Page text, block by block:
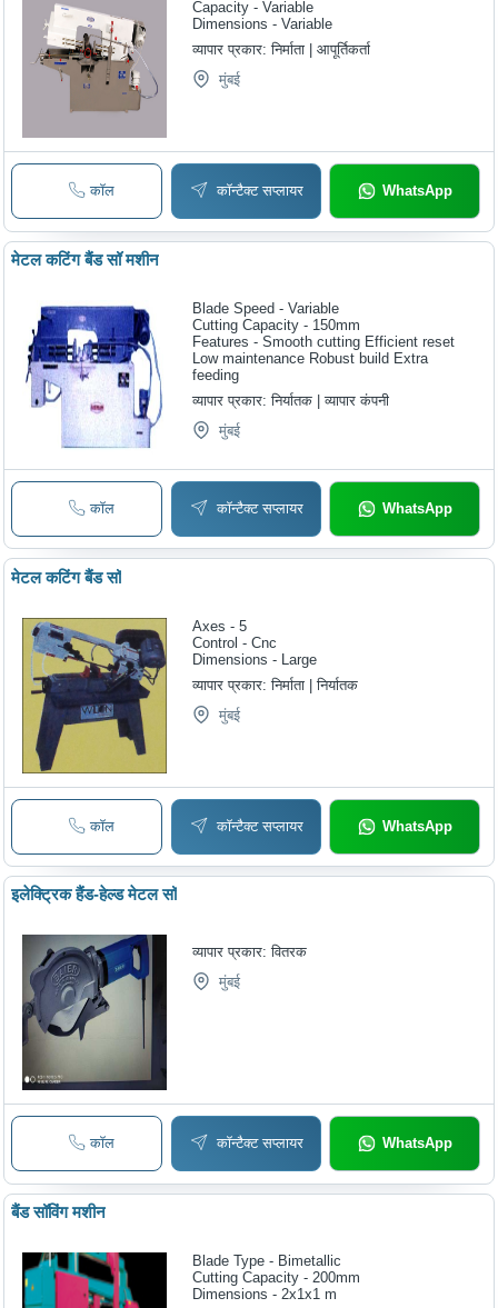
Capacity - Variable
Dimensions - Variable
व्यापार प्रकार:निर्माता | आपूर्तिकर्ता
मुंबई
कॉल कॉन्टैक्ट सप्लायर WhatsApp
मेटल कटिंग बैंड सॉ मशीन
Blade Speed - Variable
Cutting Capacity - 150mm
Features - Smooth cutting Efficient reset
Low maintenance Robust build Extra
feeding
व्यापार प्रकार:निर्यातक | व्यापार कंपनी
मुंबई
कॉल कॉन्टैक्ट सप्लायर WhatsApp
मेटल कटिंग बैंड सॉ
Axes - 5
Control - Cnc
Dimensions - Large
व्यापार प्रकार:निर्माता | निर्यातक
मुंबई
कॉल कॉन्टैक्ट सप्लायर WhatsApp
इलेक्ट्रिक हैंड-हेल्ड मेटल सॉ
व्यापार प्रकार:वितरक
मुंबई
कॉल कॉन्टैक्ट सप्लायर WhatsApp
बैंड सॉविंग मशीन
Blade Type - Bimetallic
Cutting Capacity - 200mm
Dimensions - 2x1x1 m